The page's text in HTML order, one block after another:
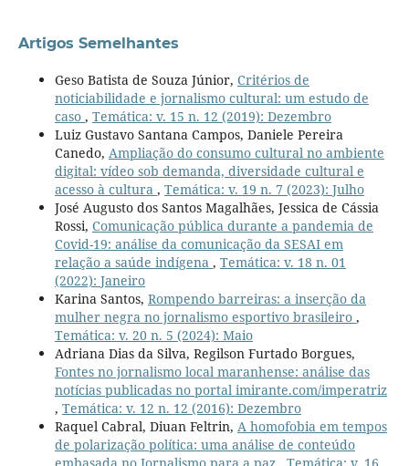
Artigos Semelhantes
Geso Batista de Souza Júnior, Critérios de
noticiabilidade e jornalismo cultural: um estudo de
caso , Temática: v. 15 n. 12 (2019): Dezembro
Luiz Gustavo Santana Campos, Daniele Pereira
Canedo, Ampliação do consumo cultural no ambiente
digital: vídeo sob demanda, diversidade cultural e
acesso à cultura , Temática: v. 19 n. 7 (2023): Julho
José Augusto dos Santos Magalhães, Jessica de Cássia
Rossi, Comunicação pública durante a pandemia de
Covid-19: análise da comunicação da SESAI em
relação a saúde indígena , Temática: v. 18 n. 01
(2022): Janeiro
Karina Santos, Rompendo barreiras: a inserção da
mulher negra no jornalismo esportivo brasileiro ,
Temática: v. 20 n. 5 (2024): Maio
Adriana Dias da Silva, Regilson Furtado Borgues,
Fontes no jornalismo local maranhense: análise das
notícias publicadas no portal imirante.com/imperatriz
, Temática: v. 12 n. 12 (2016): Dezembro
Raquel Cabral, Diuan Feltrin, A homofobia em tempos
de polarização política: uma análise de conteúdo